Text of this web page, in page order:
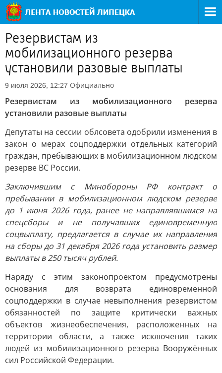
Резервистам из
мобилизационного резерва
установили разовые выплаты
9 июля 2026, 12:27 Официально
Резервистам из мобилизационного резерва
установили разовые выплаты
Депутаты на сессии облсовета одобрили изменения в
закон о мерах соцподдержки отдельных категорий
граждан, пребывающих в мобилизационном людском
резерве ВС России.
Заключившим с Минобороны РФ контракт о
пребывании в мобилизационном людском резерве
до 1 июня 2026 года, ранее не направлявшимся на
спецсборы и не получавших единовременную
соцвыплату, предлагается в случае их направления
на сборы до 31 декабря 2026 года установить размер
выплаты в 250 тысяч рублей.
Наряду с этим законопроектом предусмотрены
основания для возврата единовременной
соцподдержки в случае невыполнения резервистом
обязанностей по защите критически важных
объектов жизнеобеспечения, расположенных на
территории области, а также исключения таких
людей из мобилизационного резерва Вооружённых
сил Российской Федерации.